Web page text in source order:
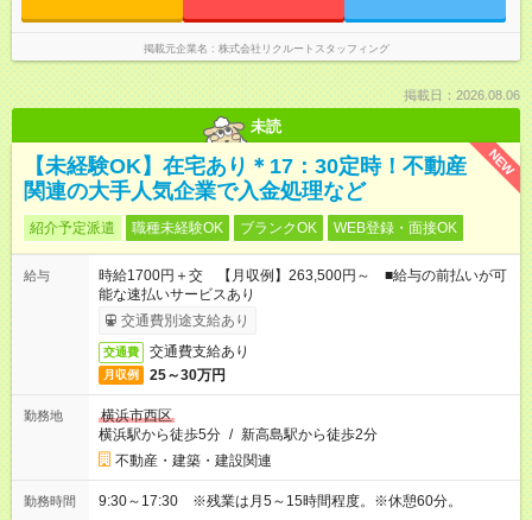
掲載元企業名 株式会社リクルートスタッフィング
掲載日：2026.08.06
未読
NEW
【未経験OK】在宅あり＊17：30定時！不動産
関連の大手人気企業で入金処理など
紹介予定派遣 職種未経験OK ブランクOK WEB登録・面接OK
給与
時給1700円＋交 【月収例】263,500円～ ■給与の前払いが可
能な速払いサービスあり
交通費別途支給あり
交通費 交通費支給あり
月収例 25～30万円
勤務地
横浜市西区
横浜駅から徒歩5分 / 新高島駅から徒歩2分
不動産・建築・建設関連
勤務時間 9:30～17:30 ※残業は月5～15時間程度。※休憩60分。